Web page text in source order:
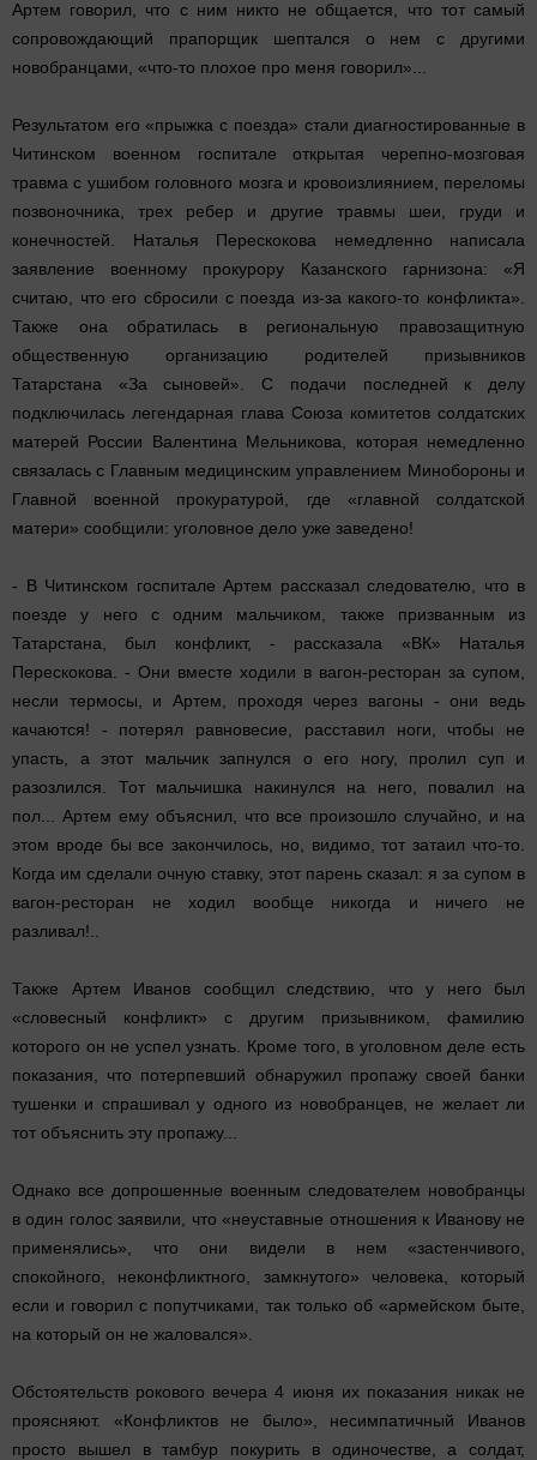
Артем говорил, что с ним никто не общается, что тот самый
сопровождающий прапорщик шептался о нем с другими
новобранцами, «что-то плохое про меня говорил»...
Результатом его «прыжка с поезда» стали диагностированные в
Читинском военном госпитале открытая черепно-мозговая
травма с ушибом головного мозга и кровоизлиянием, переломы
позвоночника, трех ребер и другие травмы шеи, груди и
конечностей. Наталья Перескокова немедленно написала
заявление военному прокурору Казанского гарнизона: «Я
считаю, что его сбросили с поезда из-за какого-то конфликта».
Также она обратилась в региональную правозащитную
общественную организацию родителей призывников
Татарстана «За сыновей». С подачи последней к делу
подключилась легендарная глава Союза комитетов солдатских
матерей России Валентина Мельникова, которая немедленно
связалась с Главным медицинским управлением Минобороны и
Главной военной прокуратурой, где «главной солдатской
матери» сообщили: уголовное дело уже заведено!
- В Читинском госпитале Артем рассказал следователю, что в
поезде у него с одним мальчиком, также призванным из
Татарстана, был конфликт, - рассказала «ВК» Наталья
Перескокова. - Они вместе ходили в вагон-ресторан за супом,
несли термосы, и Артем, проходя через вагоны - они ведь
качаются! - потерял равновесие, расставил ноги, чтобы не
упасть, а этот мальчик запнулся о его ногу, пролил суп и
разозлился. Тот мальчишка накинулся на него, повалил на
пол... Артем ему объяснил, что все произошло случайно, и на
этом вроде бы все закончилось, но, видимо, тот затаил что-то.
Когда им сделали очную ставку, этот парень сказал: я за супом в
вагон-ресторан не ходил вообще никогда и ничего не
разливал!..
Также Артем Иванов сообщил следствию, что у него был
«словесный конфликт» с другим призывником, фамилию
которого он не успел узнать. Кроме того, в уголовном деле есть
показания, что потерпевший обнаружил пропажу своей банки
тушенки и спрашивал у одного из новобранцев, не желает ли
тот объяснить эту пропажу...
Однако все допрошенные военным следователем новобранцы
в один голос заявили, что «неуставные отношения к Иванову не
применялись», что они видели в нем «застенчивого,
спокойного, неконфликтного, замкнутого» человека, который
если и говорил с попутчиками, так только об «армейском быте,
на который он не жаловался».
Обстоятельств рокового вечера 4 июня их показания никак не
проясняют. «Конфликтов не было», несимпатичный Иванов
просто вышел в тамбур покурить в одиночестве, а солдат,